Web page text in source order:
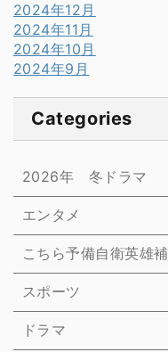
2024年12月
2024年11月
2024年10月
2024年9月
Categories
2026年 冬ドラマ
エンタメ
こちら予備自衛英雄補
スポーツ
ドラマ